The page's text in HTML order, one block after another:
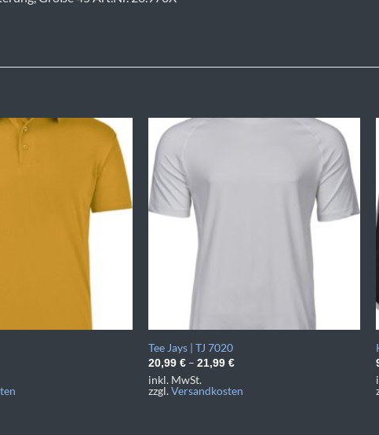
Tee Jays | TJ 7020
20,99 €– 21,99 €
inkl. MwSt.
zzgl.Versandkosten